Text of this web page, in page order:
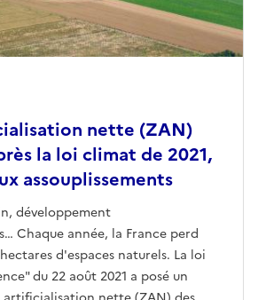
nette (ZAN)
la loi climat de 2021,
assouplissements
développement
Chaque année, la France perd
d'espaces naturels. La loi
du 22 août 2021 a posé un